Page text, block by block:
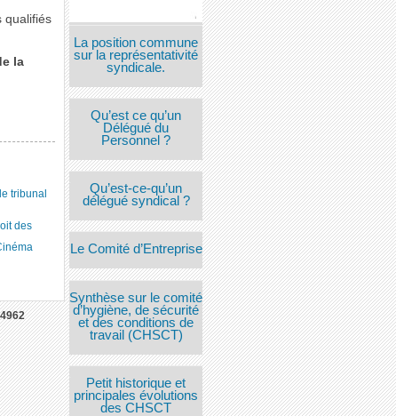
qualifiés
la
tribunal
des
La position commune
sur la représentativité
syndicale.
Qu’est ce qu’un
Délégué du
Personnel ?
Qu’est-ce-qu’un
délégué syndical ?
Le Comité d’Entreprise
Synthèse sur le comité
d’hygiène, de sécurité
et des conditions de
travail (CHSCT)
Petit historique et
principales évolutions
des CHSCT